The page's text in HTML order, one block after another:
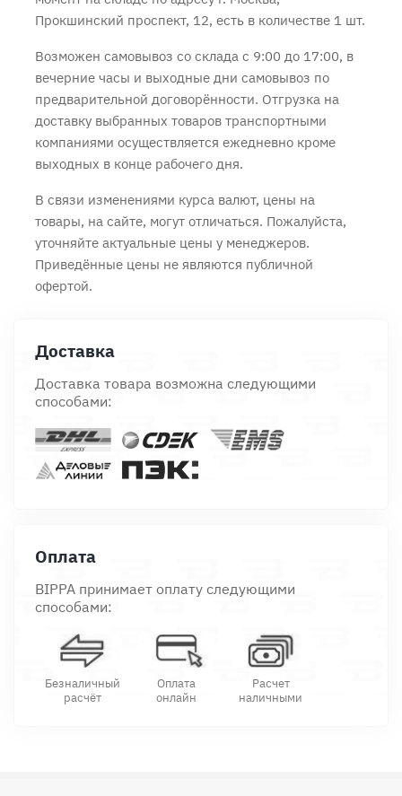
Прокшинский проспект, 12, есть в количестве 1 шт.
Возможен самовывоз со склада с 9:00 до 17:00, в
вечерние часы и выходные дни самовывоз по
предварительной договорённости. Отгрузка на
доставку выбранных товаров транспортными
компаниями осуществляется ежедневно кроме
выходных в конце рабочего дня.
В связи изменениями курса валют, цены на
товары, на сайте, могут отличаться. Пожалуйста,
уточняйте актуальные цены у менеджеров.
Приведённые цены не являются публичной
офертой.
Доставка
Доставка товара возможна следующими
способами:
Оплата
BIPPA принимает оплату следующими
способами:
Безналичный
расчёт
Оплата
онлайн
Расчет
наличными